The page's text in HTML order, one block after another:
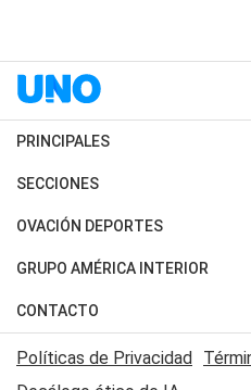
PRINCIPALES
Últimas Noticias
Política
Judiciales
Economia
SECCIONES
Horóscopo
Motores
Trucos caseros
Series y Películas
OVACIÓN DEPORTES
Fútbol
Mundial
Automovilismo
Rugby
GRUPO AMÉRICA INTERIOR
Canal 7 en Vivo
CONTACTO
Acerca de Nosotros
Políticas de Privacidad